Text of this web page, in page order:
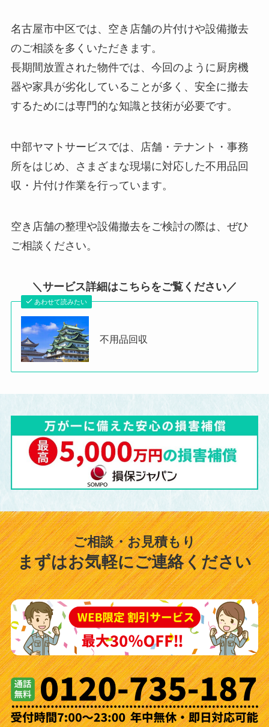
名古屋市中区では、空き店舗の片付けや設備撤去
のご相談を多くいただきます。
長期間放置された物件では、今回のように厨房機
器や家具が劣化していることが多く、安全に撤去
するためには専門的な知識と技術が必要です。
中部ヤマトサービスでは、店舗・テナント・事務
所をはじめ、さまざまな現場に対応した不用品回
収・片付け作業を行っています。
空き店舗の整理や設備撤去をご検討の際は、ぜひ
ご相談ください。
＼サービス詳細はこちらをご覧ください／
あわせて読みたい
不用品回収
ご相談・お見積もり
まずはお気軽にご連絡ください